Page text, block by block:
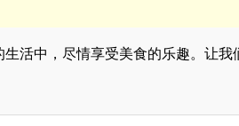
活中，尽情享受美食的乐趣。让我